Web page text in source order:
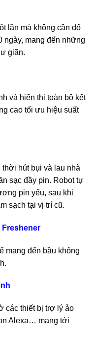
lần mà không cần đổ
ngày, mang đến những
giãn.
và hiển thị toàn bộ kết
cao tối ưu hiệu suất
thời hút bụi và lau nhà
sạc đầy pin. Robot tự
pin yếu, sau khi
sạch tại vị trí cũ.
Freshener
mang đến bầu không
các thiết bị trợ lý ảo
Alexa… mang tới